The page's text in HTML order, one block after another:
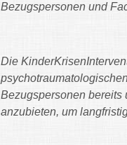
Bezugspersonen und
Die
Bezugspersonen bereits
anzubieten, um